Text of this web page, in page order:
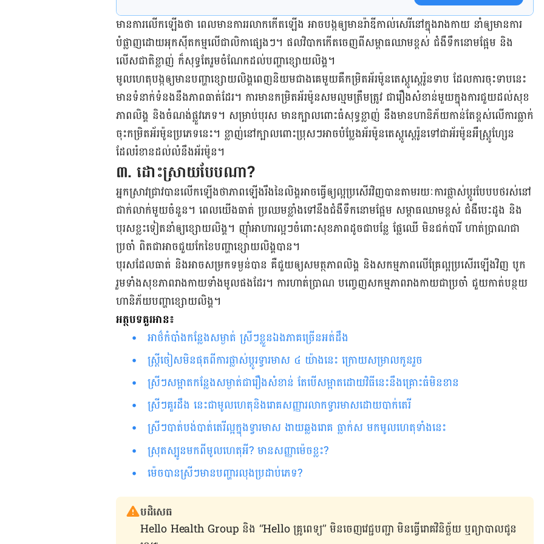
មាន​ការ​លើក​ឡើង​ថា ពេល​មានការ​រលាក​កើត​ឡើង អាច​បង្ក​ឲ្យ​មាន​រ៉ាឌីកាល់​សេរី​នៅ​ក្នុង​រាង​កាយ នាំ​ឲ្យ​មាន​ការ​
បំផ្លាញ​ដោយ​អុកស៊ីតកម្ម​លើ​ជាលិកា​ផ្សេងៗ​។ ផល​វិបាក​កើត​ចេញ​ពី​សម្ពាធ​ឈាម​ខ្ពស់ ជំងឺ​ទឹក​នោម​ផ្អែម និង​
លើស​ជាតិ​ខ្លាញ់ ក៏​សុទ្ធ​តែ​រួម​ចំណែក​ដល់​បញ្ហា​ខ្សោយ​លិង្គ​។
មូល​ហេតុ​បង្ក​ឲ្យ​មាន​បញ្ហា​ខ្សោយ​លិង្គ​ពេញ​និយម​ជាង​គេ​មួយ​គឺ​កម្រិត​អ័រម៉ូន​តេស្តូស្តេរ៉ូន​ទាប ដែល​ការ​ចុះ​ទាប​នេះ
មាន​ទំនាក់ទំនង​នឹង​ភាព​ធាត់​ដែរ​។ ការ​មាន​កម្រិត​អ័រម៉ូន​សម​ល្មម​ត្រឹមត្រូវ​ ជា​រឿង​សំខាន់​មួយ​ក្នុង​ការ​ជួយ​ដល់​សុខ​
ភាព​លិង្គ​ និង​ចំណង់​ផ្លួវ​ភេទ​។ សម្រាប់​បុរស​ មាន​ក្បាល​ពោះ​ធំ​សុទ្ធ​ខ្លាញ់ នឹង​មាន​​ហានិភ័យ​កាន់​តែ​ខ្ពស់​លើ​ការ​ធ្លាក់​
ចុះ​កម្រិត​អ័រម៉ូន​ប្រភេទ​នេះ។ ខ្លាញ់​នៅ​ក្បាល​ពោះ​ប្រុសៗ​អាច​បំប្លែង​អ័រ​ម៉ូន​តេស្តូស្តេរ៉ូន​ទៅ​ជា​អ័រម៉ូន​អឺស្រ្តូហ្សែន
ដែល​រំខាន​ដល់​លំនឹង​អ័រម៉ូន​។
៣. ដោះស្រាយ​បែប​ណា​?
អ្នក​ស្រាវ​ជ្រាវ​បាន​លើក​ឡើង​ថា​ភាព​ឡើង​រឹង​នៃ​លិង្គ​អាច​ធ្វើ​ឲ្យ​ល្អ​ប្រសើរ​វិញ​បាន​តាម​រយៈ​ការ​ផ្លាស់​ប្ដូរ​បែប​បថ​រស់​នៅ​
ជាក់​លាក់​មួយ​ចំនួន​​។ ពេល​យើង​ធាត់ ប្រ​ឈម​ខ្លាំង​ទៅ​នឹង​ជំងឺ​ទឹក​នោម​ផ្អែម​ សម្ពាធ​ឈាម​ខ្ពស់ ជំងឺ​បេះដូង និង​
បុរស​ខ្លះ​ទៀត​នាំ​ឲ្យ​ខ្សោយ​លិង្គ​។ ញ៉ាំ​អាហារ​ល្អៗ​ចំពោះ​សុខ​ភាព​ដូចជា​បន្លែ ផ្លែ​ឈើ មិន​ជក់​បារី ហាត់​ប្រាណ​ជា​
ប្រចាំ ពិត​ជា​អាច​ជួយ​កែ​ខៃ​បញ្ហា​ខ្សោយ​លិង្គ​បាន​។
​បុរស​​ដែល​ធាត់ ​និង​អាច​សម្រក​ទម្ងន់​បាន គឺ​ជួយ​ឲ្យ​សមត្ថភាព​លិង្គ និង​សកម្មភាព​លើ​គ្រែ​ល្អ​ប្រសើរ​ឡើង​វិញ បូក​
រួម​ទាំង​សុខភាព​រាង​កាយ​ទាំង​មូល​ផ​ង​ដែរ​។ ការ​ហាត់​ប្រាណ បញ្ចេញ​សកម្មភាព​រាង​កាយ​ជា​ប្រចាំ ជួយ​កាត់​បន្ថយ​
ហានិភ័យ​បញ្ហា​ខ្សោយ​លិង្គ​។
អត្ថបទគួរអាន៖
អាថ៌កំបាំង​កន្លែង​សម្ងាត់ ស្រីៗ​ខ្លួន​ឯង​​ភាគ​ច្រើន​អត់​ដឹង
ស្ត្រីចៀសមិនផុតពីការផ្លាស់ប្ដូរទ្វារមាស ៤ យ៉ាងនេះ ក្រោយសម្រាលកូនរួច
ស្រីៗ​សម្អាតកន្លែងសម្ងាត់ជារឿងសំខាន់ តែ​បើសម្អាតដោយវិធីនេះនឹង​គ្រោះធំមិនខាន
ស្រីៗគួរដឹង នេះជាមូល​ហេតុនិង​រោគសញ្ញារលាកទ្វារមាសដោយបាក់តេរី​
ស្រីៗបាត់បង់បាត់តេរីល្អក្នុងទ្វារមាស ងាយឆ្លងរោគ ធ្លាក់ស មកមូលហេតុទាំងនេះ
ស្រុតស្បូនមកពីមូលហេតុអី? មានសញ្ញាម៉េចខ្លះ?
ម៉េច​បាន​ស្រីៗ​មាន​បញ្ហា​រលុង​ប្រដាប់​ភេទ?
បដិសេធ
Hello Health Group និង “Hello គ្រូពេទ្យ” មិន​ចេញ​វេជ្ជបញ្ជា មិន​ធ្វើ​រោគវិនិច្ឆ័យ ឬ​ព្យាបាល​ជូន​